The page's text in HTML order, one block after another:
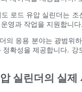
로드 유압 실린더는
영과 작업을 지원합니다.
의 응용 분야는 광범위
확성을 제공합니다.
실린더의 실제